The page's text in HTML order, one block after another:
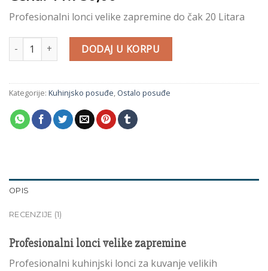
Profesionalni lonci velike zapremine do čak 20 Litara
Lonci velike zapremine količina
DODAJ U KORPU
Kategorije: Kuhinjsko posuđe, Ostalo posuđe
OPIS
RECENZIJE (1)
Profesionalni lonci velike zapremine
Profesionalni kuhinjski lonci za kuvanje velikih